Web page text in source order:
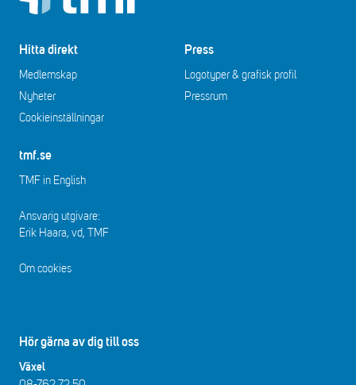
Hitta direkt
Medlemskap
Nyheter
Cookieinställningar
Press
Logotyper & grafisk profil
Pressrum
tmf.se
TMF in English
Ansvarig utgivare:
Erik Haara, vd, TMF
Om cookies
Hör gärna av dig till oss
Växel